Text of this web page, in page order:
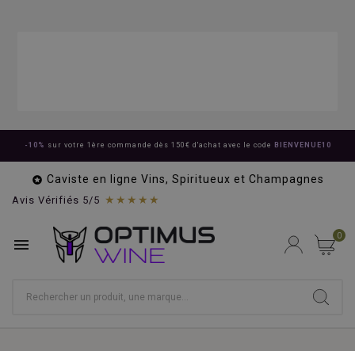
-10% sur votre 1ère commande dès 150€ d'achat avec le code BIENVENUE10
 Caviste en ligne Vins, Spiritueux et Champagnes
Avis Vérifiés 5/5 ★★★★★
 0